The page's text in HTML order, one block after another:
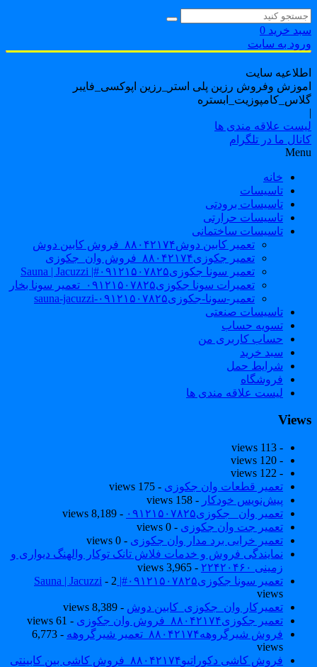
خرید 0
به سایت
سایت
وفروش رزین پلی استر_رزین اپوکسی_فایبر
علاقه مندی ها
ما در تلگرام
خانه
تاسیسات
تاسیسات برودتی
تاسیسات حرارتی
تاسیسات ساختمانی
تعمیر کابین دوش۸۸۰۴۲۱۷۴_فروش کابین دوش
تعمیر جکوزی۸۸۰۴۲۱۷۴_فروش وان_جکوزی
تعمیر سونا جکوزی۰۹۱۲۱۵۰۷۸۲۵#| Sauna | Jacuzzi
تعمیرات سونا جکوزی۰۹۱۲۱۵۰۷۸۲۵_تعمیر سونا بخار
تعمیر-سونا-جکوزی۰۹۱۲۱۵۰۷۸۲۵-sauna-jacuzzi
تاسیسات صنعتی
تسویه حساب
حساب کاربری من
سبد خرید
شرایط حمل
فروشگاه
لیست علاقه مندی ها
- 113 views
- 120 views
- 122 views
تعمیر قطعات وان جکوزی - 175 views
پیش‌نویس خودکار- 158 views
تعمیر وان _جکوزی۰۹۱۲۱۵۰۷۸۲۵
- 8,189 views
تعمیر جت وان جکوزی - 0 views
تعمیر خرابی برد مدار وان جکوزی - 0 views
نمایندگی فروش و خدمات فلاش تانک توکار والهنگ دیواری و
زمینی ۲۲۴۲۰۴۶۰
- 3,965 views
تعمیر سونا جکوزی۰۹۱۲۱۵۰۷۸۲۵#| Sauna | Jacuzzi
- 2
views
تعمیرکار وان_جکوزی_کابین دوش- 8,389 views
تعمیر جکوزی۸۸۰۴۲۱۷۴_فروش وان جکوزی
- 61 views
فروش شیرگروهه۸۸۰۴۲۱۷۴_تعمیر شیرگروهه
- 6,773
views
فروش کاشی دکوراتیو۸۸۰۴۲۱۷۴_فروش کاشی بین کابینتی